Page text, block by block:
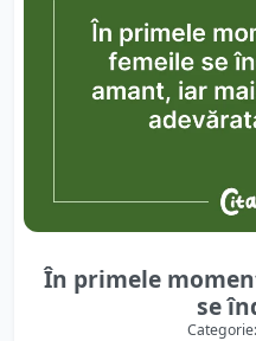
În primele
se
Categorie: